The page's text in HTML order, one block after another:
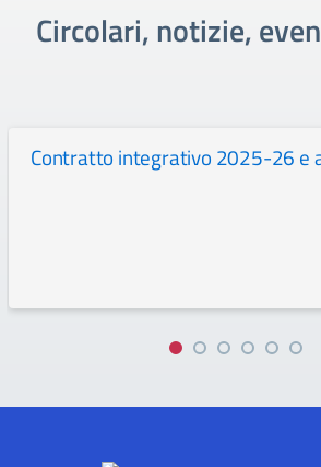
Circolari, notizie,
Contratto integrativo 2025-26 e